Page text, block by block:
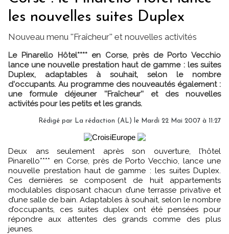
les nouvelles suites Duplex
Nouveau menu ''Fraîcheur'' et nouvelles activités
Le Pinarello Hôtel**** en Corse, près de Porto Vecchio
lance une nouvelle prestation haut de gamme : les suites
Duplex, adaptables à souhait, selon le nombre
d'occupants. Au programme des nouveautés également :
une formule déjeuner ''Fraîcheur'' et des nouvelles
activités pour les petits et les grands.
Rédigé par La rédaction (AL) le Mardi 22 Mai 2007 à 11:27
Deux ans seulement après son ouverture, l’hôtel
Pinarello**** en Corse, près de Porto Vecchio, lance une
nouvelle prestation haut de gamme : les suites Duplex.
Ces dernières se composent de huit appartements
modulables disposant chacun d’une terrasse privative et
d’une salle de bain. Adaptables à souhait, selon le nombre
d’occupants, ces suites duplex ont été pensées pour
répondre aux attentes des grands comme des plus
jeunes.